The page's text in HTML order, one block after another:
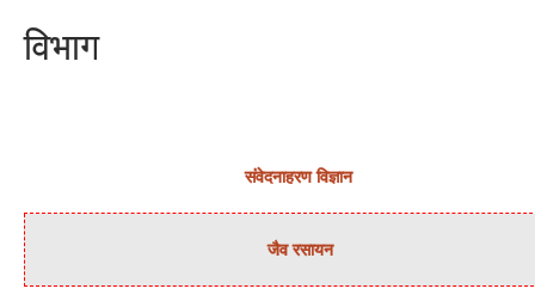
विभाग
संवेदनाहरण विज्ञान
जैव रसायन